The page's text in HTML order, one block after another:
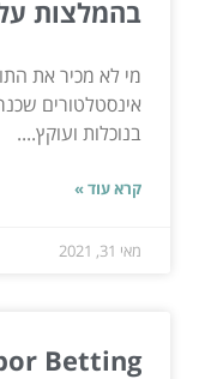
בהמלצות
מי לא מכיר את
אינסטלטורים
בנוכלות ועוקץ....
קרא עוד »
מאי 31, 2021
Betting